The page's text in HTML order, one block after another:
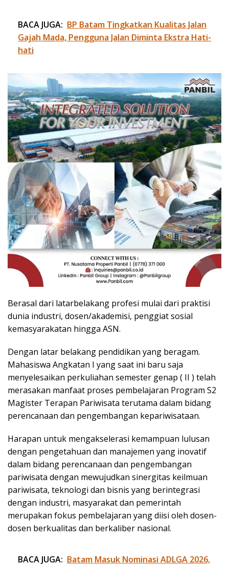
BACA JUGA: BP Batam Tingkatkan Kualitas Jalan
Gajah Mada, Pengguna Jalan Diminta Ekstra Hati-
hati
Berasal dari latarbelakang profesi mulai dari praktisi
dunia industri, dosen/akademisi, penggiat sosial
kemasyarakatan hingga ASN.
Dengan latar belakang pendidikan yang beragam.
Mahasiswa Angkatan I yang saat ini baru saja
menyelesaikan perkuliahan semester genap ( II ) telah
merasakan manfaat proses pembelajaran Program S2
Magister Terapan Pariwisata terutama dalam bidang
perencanaan dan pengembangan kepariwisataan.
Harapan untuk mengakselerasi kemampuan lulusan
dengan pengetahuan dan manajemen yang inovatif
dalam bidang perencanaan dan pengembangan
pariwisata dengan mewujudkan sinergitas keilmuan
pariwisata, teknologi dan bisnis yang berintegrasi
dengan industri, masyarakat dan pemerintah
merupakan fokus pembelajaran yang diisi oleh dosen-
dosen berkualitas dan berkaliber nasional.
BACA JUGA: Batam Masuk Nominasi ADLGA 2026,